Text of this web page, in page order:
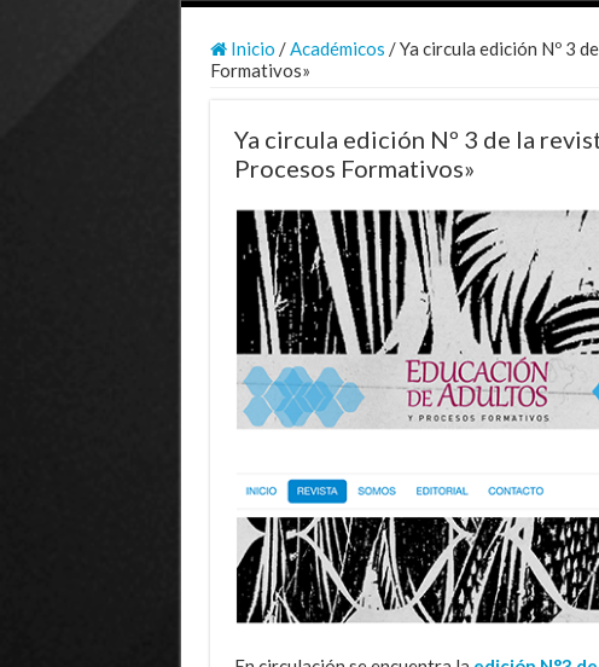
Inicio / Académicos /Ya circula edición Nº 3
Formativos»
Ya circula edición Nº 3 de la
Procesos Formativos»